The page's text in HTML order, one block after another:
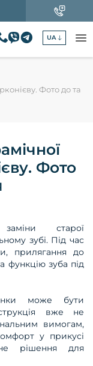
UA
Фото до та
Фото
старої
зубі. Під час
прилягання до
функцію зуба під
може бути
вже не
вимогам,
у прикусі
рішення для